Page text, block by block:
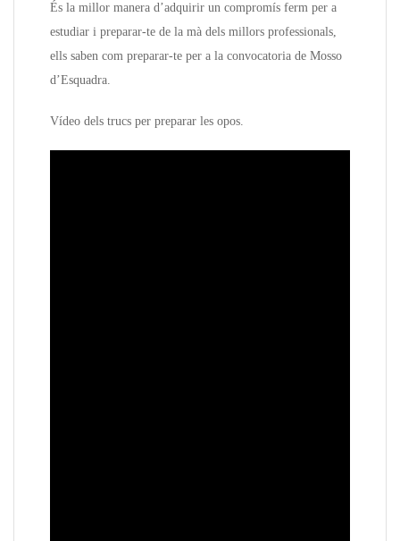
És la millor manera d’adquirir un compromís ferm per a
estudiar i preparar-te de la mà dels millors professionals,
ells saben com preparar-te per a la convocatoria de Mosso
d’Esquadra.
Vídeo dels trucs per preparar les opos.